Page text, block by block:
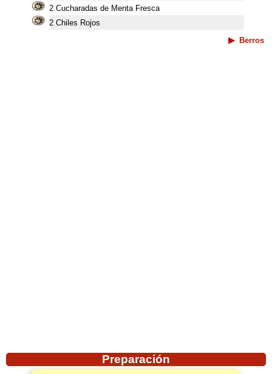
2 Cucharadas de Menta Fresca
2 Chiles Rojos
Berros
Preparación